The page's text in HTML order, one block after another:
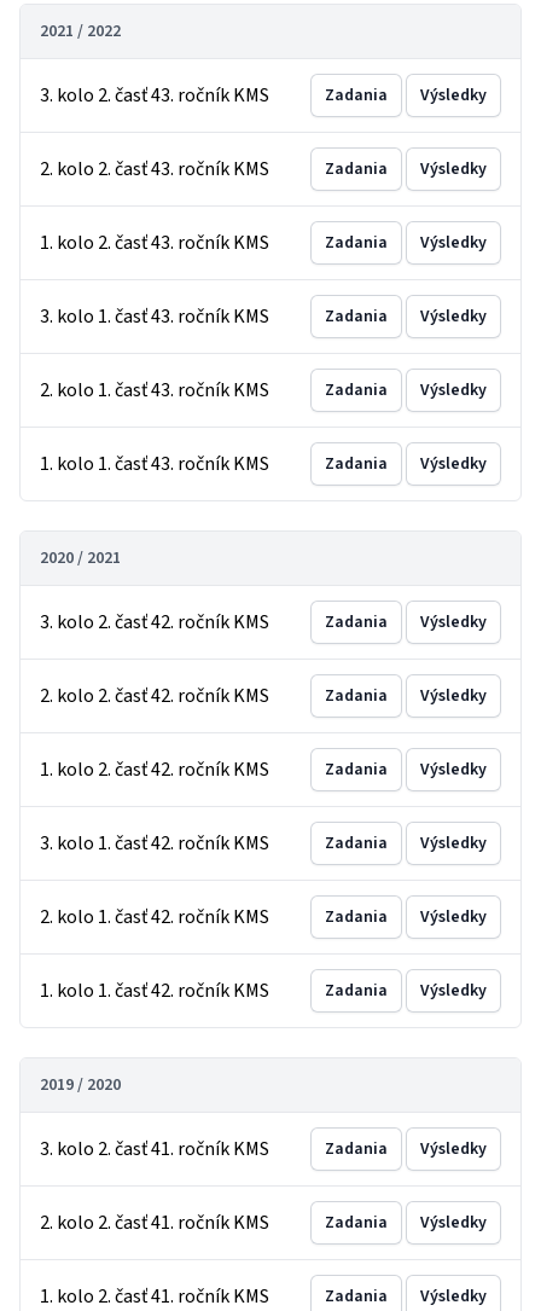
2021 / 2022
3. kolo 2. časť 43. ročník KMS Zadania Výsledky
2. kolo 2. časť 43. ročník KMS Zadania Výsledky
1. kolo 2. časť 43. ročník KMS Zadania Výsledky
3. kolo 1. časť 43. ročník KMS Zadania Výsledky
2. kolo 1. časť 43. ročník KMS Zadania Výsledky
1. kolo 1. časť 43. ročník KMS Zadania Výsledky
2020 / 2021
3. kolo 2. časť 42. ročník KMS Zadania Výsledky
2. kolo 2. časť 42. ročník KMS Zadania Výsledky
1. kolo 2. časť 42. ročník KMS Zadania Výsledky
3. kolo 1. časť 42. ročník KMS Zadania Výsledky
2. kolo 1. časť 42. ročník KMS Zadania Výsledky
1. kolo 1. časť 42. ročník KMS Zadania Výsledky
2019 / 2020
3. kolo 2. časť 41. ročník KMS Zadania Výsledky
2. kolo 2. časť 41. ročník KMS Zadania Výsledky
1. kolo 2. časť 41. ročník KMS Zadania Výsledky